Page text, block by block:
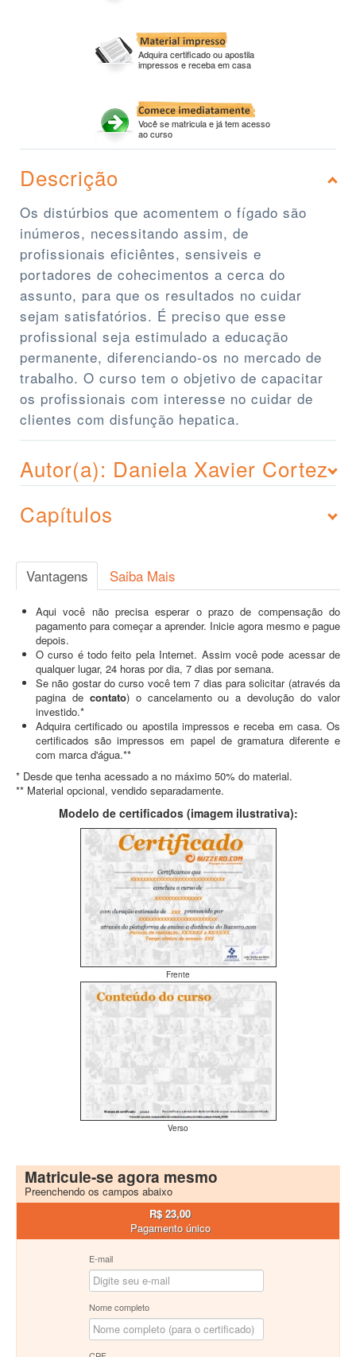
Adquira certificado ou apostila
impressos e receba em casa
Você se matricula e já tem acesso
ao curso
Descrição
Os distúrbios que acomentem o fígado são
inúmeros, necessitando assim, de
profissionais eficiêntes, sensiveis e
portadores de cohecimentos a cerca do
assunto, para que os resultados no cuidar
sejam satisfatórios. É preciso que esse
profissional seja estimulado a educação
permanente, diferenciando-os no mercado de
trabalho. O curso tem o objetivo de capacitar
os profissionais com interesse no cuidar de
clientes com disfunção hepatica.
Autor(a): Daniela Xavier Cortez
Capítulos
Vantagens Saiba Mais
Aqui você não precisa esperar o prazo de compensação do
pagamento para começar a aprender. Inicie agora mesmo e pague
depois.
O curso é todo feito pela Internet. Assim você pode acessar de
qualquer lugar, 24 horas por dia, 7 dias por semana.
Se não gostar do curso você tem 7 dias para solicitar (através da
pagina de contato) o cancelamento ou a devolução do valor
investido.*
Adquira certificado ou apostila impressos e receba em casa. Os
certificados são impressos em papel de gramatura diferente e
com marca d'água.**
* Desde que tenha acessado a no máximo 50% do material.
** Material opcional, vendido separadamente.
Modelo de certificados (imagem ilustrativa):
Frente
Verso
Matricule-se agora mesmo
Preenchendo os campos abaixo
R$ 23,00
Pagamento único
E-mail
Nome completo